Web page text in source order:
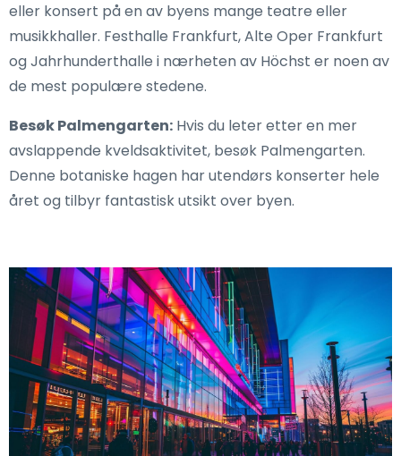
eller konsert på en av byens mange teatre eller
musikkhaller. Festhalle Frankfurt, Alte Oper Frankfurt
og Jahrhunderthalle i nærheten av Höchst er noen av
de mest populære stedene.
Besøk Palmengarten: Hvis du leter etter en mer
avslappende kveldsaktivitet, besøk Palmengarten.
Denne botaniske hagen har utendørs konserter hele
året og tilbyr fantastisk utsikt over byen.